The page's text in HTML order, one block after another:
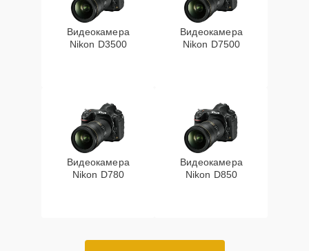
Видеокамера
Nikon D3500
Видеокамера
Nikon D7500
Видеокамера
Nikon D780
Видеокамера
Nikon D850